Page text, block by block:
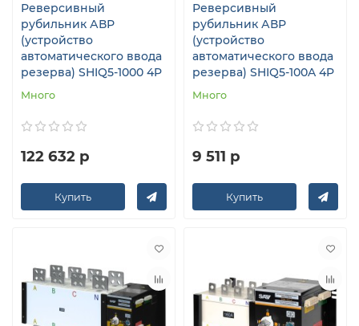
Реверсивный
рубильник АВР
(устройство
автоматического ввода
резерва) SHIQ5-1000 4P
Много
122 632 р
Купить
Реверсивный
рубильник АВР
(устройство
автоматического ввода
резерва) SHIQ5-100A 4P
Много
9 511 р
Купить